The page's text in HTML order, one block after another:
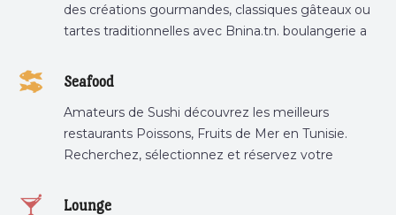
des créations gourmandes, classiques gâteaux ou
tartes traditionnelles avec Bnina.tn. boulangerie a
tunis, pâtisserie sousse .
Seafood
Amateurs de Sushi découvrez les meilleurs
restaurants Poissons, Fruits de Mer en Tunisie.
Recherchez, sélectionnez et réservez votre
Lounge